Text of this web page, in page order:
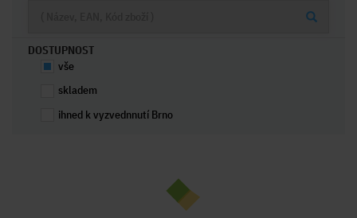
DOSTUPNOST
vše
skladem
ihned k vyzvednnutí Brno